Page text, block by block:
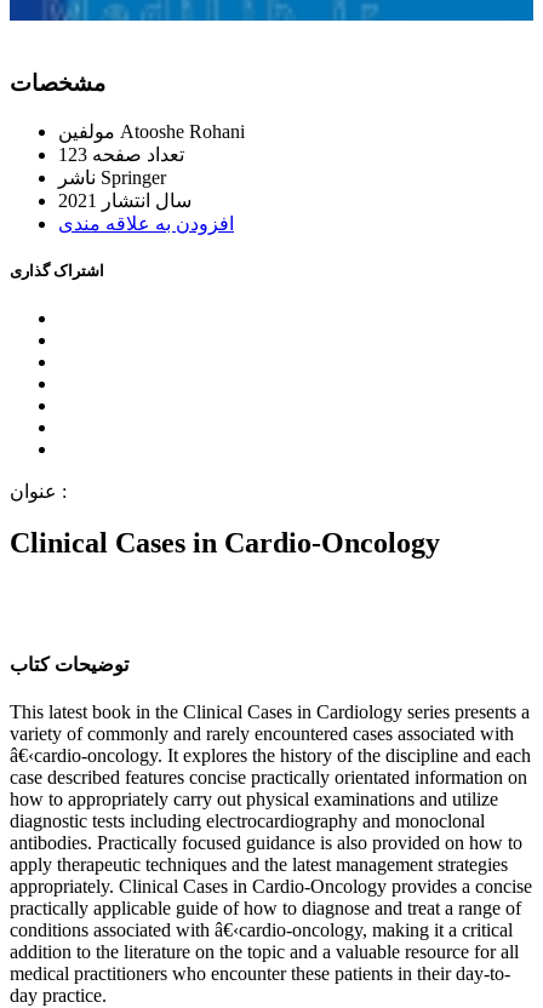
ﻣﺸﺨﺼﺎﺕ
Atooshe Rohani
ﺗﻌﺪاﺩ ﺻﻔﺤﻪ 123
Springer
ﺳﺎﻝ اﻧﺘﺸﺎﺭ
2021
اﻓﺰﻭﺩﻥ ﺑﻪ ﻋﻼﻗﻪ ﻣﻨﺪﯼ
اﺷﺘﺮاﮎ ﮔﺬاﺭﯼ
ﻋﻨﻮاﻥ :
Clinical Cases in Cardio-Oncology
ﺗﻮﺿﯿﺤﺎﺕ ﮐﺘﺎﺏ
This latest book in the Clinical Cases in Cardiology series presents a
variety of commonly and rarely encountered cases associated with
â€‹cardio-oncology. It explores the history of the discipline and each
case described features concise practically orientated information on
how to appropriately carry out physical examinations and utilize
diagnostic tests including electrocardiography and monoclonal
antibodies. Practically focused guidance is also provided on how to
apply therapeutic techniques and the latest management strategies
appropriately. Clinical Cases in Cardio-Oncology provides a concise
practically applicable guide of how to diagnose and treat a range of
conditions associated with â€‹cardio-oncology, making it a critical
addition to the literature on the topic and a valuable resource for all
medical practitioners who encounter these patients in their day-to-
day practice.